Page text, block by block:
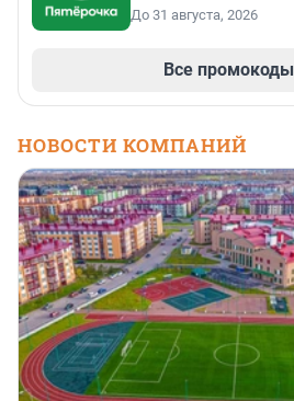
До 31 августа, 2026
Все промокоды
НОВОСТИ КОМПАНИЙ